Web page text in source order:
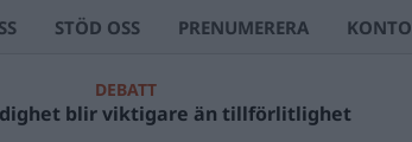
STÖD OSS PRENUMERERA KONTO
DEBATT
blir viktigare än tillförlitlighet